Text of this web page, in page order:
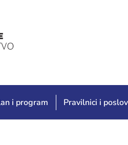
i program Pravilnici i